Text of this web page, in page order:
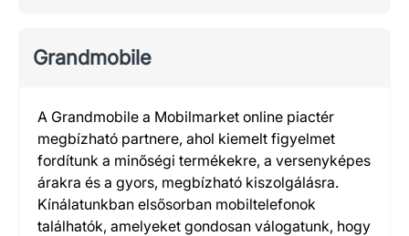
Grandmobile
A Grandmobile a Mobilmarket online piactér
megbízható partnere, ahol kiemelt figyelmet
fordítunk a minőségi termékekre, a versenyképes
árakra és a gyors, megbízható kiszolgálásra.
Kínálatunkban elsősorban mobiltelefonok
találhatók, amelyeket gondosan válogatunk, hogy